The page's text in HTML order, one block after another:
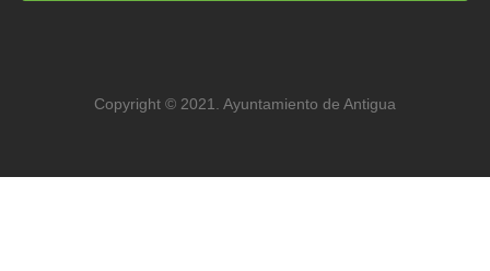
Copyright © 2021. Ayuntamiento de Antigua